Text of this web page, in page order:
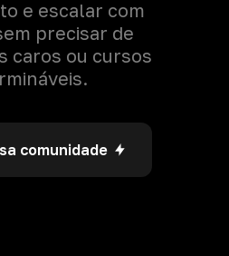
e escalar com
precisar de
caros ou cursos
comunidade